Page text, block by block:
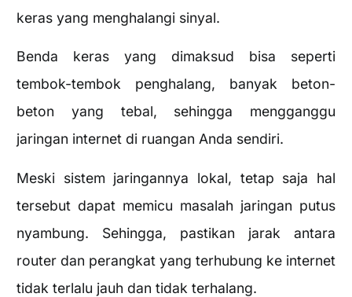
keras yang menghalangi sinyal.
Benda keras yang dimaksud bisa seperti
tembok-tembok penghalang, banyak beton-
beton yang tebal, sehingga mengganggu
jaringan internet di ruangan Anda sendiri.
Meski sistem jaringannya lokal, tetap saja hal
tersebut dapat memicu masalah jaringan putus
nyambung. Sehingga, pastikan jarak antara
router dan perangkat yang terhubung ke internet
tidak terlalu jauh dan tidak terhalang.